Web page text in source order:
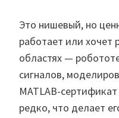
Это нишевый, но
работает или хочет
областях —
сигналов,
MATLAB-
редко, что делает